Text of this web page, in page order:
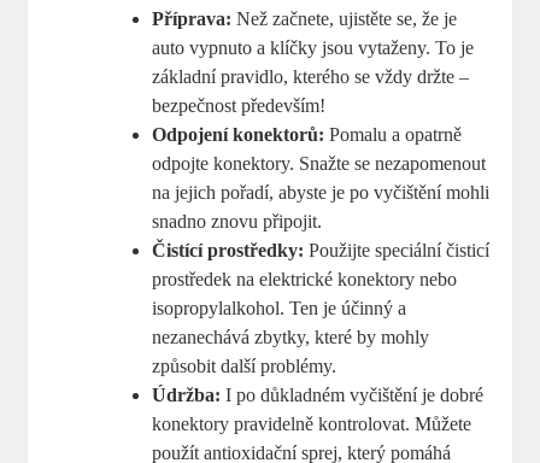
Příprava: Než začnete, ujistěte se, že je
auto vypnuto a klíčky jsou vytaženy. To je
základní pravidlo, kterého se vždy držte –
bezpečnost především!
Odpojení konektorů: Pomalu a opatrně
odpojte konektory. Snažte se nezapomenout
na jejich pořadí, abyste je po vyčištění mohli
snadno znovu připojit.
Čistící prostředky: Použijte speciální čisticí
prostředek na elektrické konektory nebo
isopropylalkohol. Ten je účinný a
nezanechává zbytky, které by mohly
způsobit další problémy.
Údržba: I po důkladném vyčištění je dobré
konektory pravidelně kontrolovat. Můžete
použít antioxidační sprej, který pomáhá